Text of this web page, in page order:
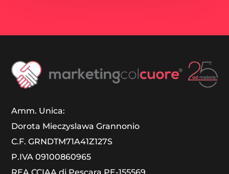
Amm. Unica:
Dorota Mieczyslawa Grannonio
C.F. GRNDTM71A41Z127S
P.IVA 09100860965